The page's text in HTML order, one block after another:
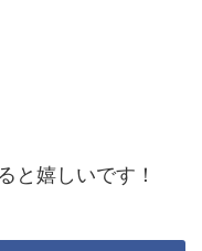
と嬉しいです！